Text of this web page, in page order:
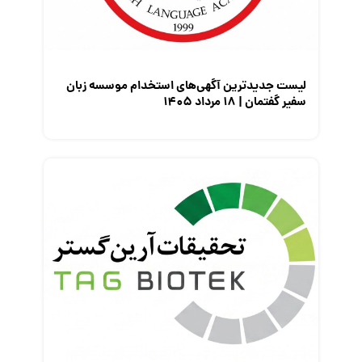
معرفی مشاغل
لیست جدیدترین آگهی‌های استخدام موسسه زبان
سفیر گفتمان | ۱۸ مرداد ۱۴۰۵